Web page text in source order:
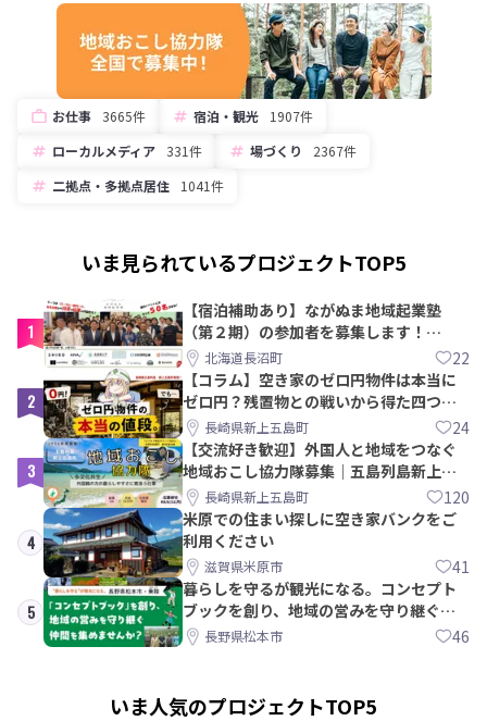
お仕事 3665件 宿泊・観光
1907件
ローカルメディア 331件 場づくり
2367件
二拠点・多拠点居住
1041件
いま見られているプロジェクトTOP5
1
【宿泊補助あり】ながぬま地域起業塾
（第２期）の参加者を募集します！
【8/21〆】
北海道長沼町 22
2
【コラム】空き家のゼロ円物件は本当に
ゼロ円？残置物との戦いから得た四つの
教訓｜新上五島町
長崎県新上五島町 24
3
【交流好き歓迎】外国人と地域をつなぐ
地域おこし協力隊募集｜五島列島新上五
島町長崎県新上五島町 120
4
米原での住まい探しに空き家バンクをご
利用ください
滋賀県米原市 41
5
暮らしを守るが観光になる。コンセプト
ブックを創り、地域の営みを守り継ぐ仲
間を集めませんか？
長野県松本市 46
いま人気のプロジェクトTOP5